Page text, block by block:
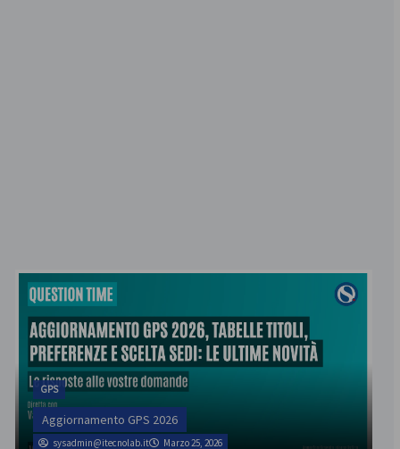
GPS
Aggiornamento GPS 2026
sysadmin@itecnolab.it Marzo 25, 2026